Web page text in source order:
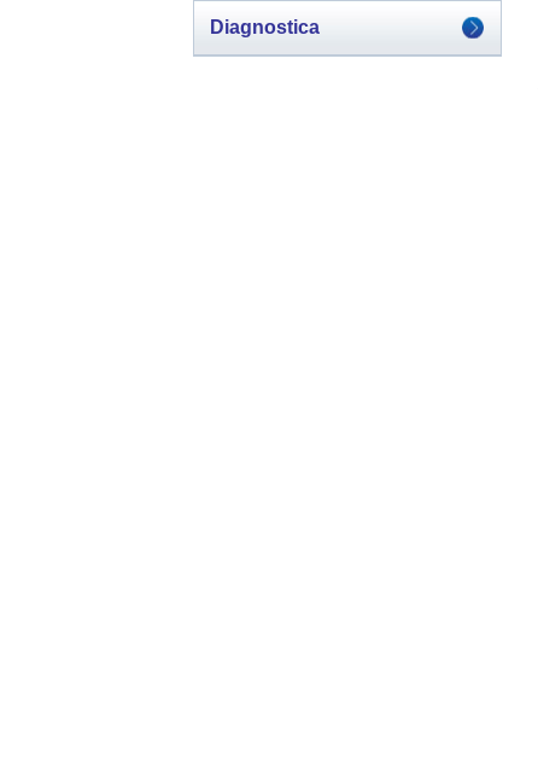
Diagnostica